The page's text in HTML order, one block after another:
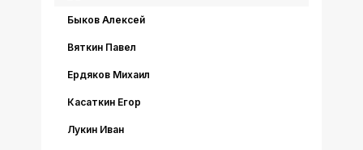
Быков Алексей
Вяткин Павел
Ердяков Михаил
Касаткин Егор
Лукин Иван